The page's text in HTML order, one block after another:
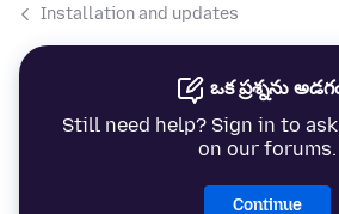
Installation and updates
ఒక ప్రశ్నను
Still need help? Sign in to
on our forums.
Continue